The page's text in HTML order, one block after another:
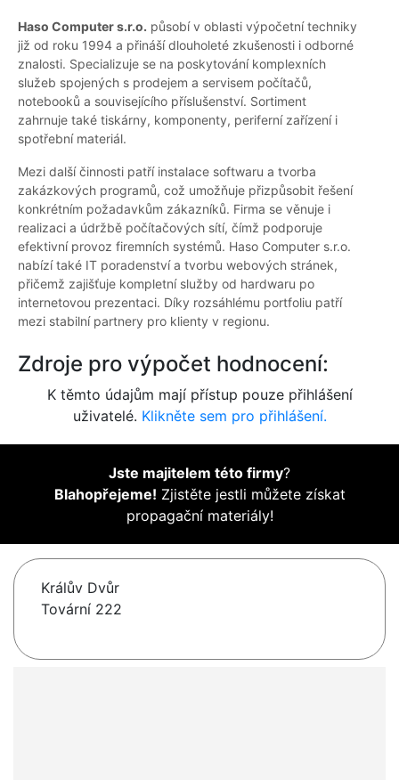
Haso Computer s.r.o. působí v oblasti výpočetní techniky
již od roku 1994 a přináší dlouholeté zkušenosti i odborné
znalosti. Specializuje se na poskytování komplexních
služeb spojených s prodejem a servisem počítačů,
notebooků a souvisejícího příslušenství. Sortiment
zahrnuje také tiskárny, komponenty, periferní zařízení i
spotřební materiál.
Mezi další činnosti patří instalace softwaru a tvorba
zakázkových programů, což umožňuje přizpůsobit řešení
konkrétním požadavkům zákazníků. Firma se věnuje i
realizaci a údržbě počítačových sítí, čímž podporuje
efektivní provoz firemních systémů. Haso Computer s.r.o.
nabízí také IT poradenství a tvorbu webových stránek,
přičemž zajišťuje kompletní služby od hardwaru po
internetovou prezentaci. Díky rozsáhlému portfoliu patří
mezi stabilní partnery pro klienty v regionu.
Zdroje pro výpočet hodnocení:
K těmto údajům mají přístup pouze přihlášení
uživatelé. Klikněte sem pro přihlášení.
Jste majitelem této firmy?
Blahopřejeme! Zjistěte jestli můžete získat
propagační materiály!
Králův Dvůr
Tovární 222